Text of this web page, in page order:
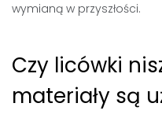
wymianą w przyszłości.
Czy licówki
materiały są